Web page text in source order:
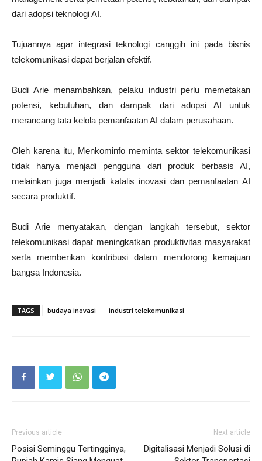
dari adopsi teknologi AI.
Tujuannya agar integrasi teknologi canggih ini pada bisnis
telekomunikasi dapat berjalan efektif.
Budi Arie menambahkan, pelaku industri perlu memetakan
potensi, kebutuhan, dan dampak dari adopsi AI untuk
merancang tata kelola pemanfaatan AI dalam perusahaan.
Oleh karena itu, Menkominfo meminta sektor telekomunikasi
tidak hanya menjadi pengguna dari produk berbasis AI,
melainkan juga menjadi katalis inovasi dan pemanfaatan AI
secara produktif.
Budi Arie menyatakan, dengan langkah tersebut, sektor
telekomunikasi dapat meningkatkan produktivitas masyarakat
serta memberikan kontribusi dalam mendorong kemajuan
bangsa Indonesia.
TAGS budaya inovasi industri telekomunikasi
Previous article
Posisi Seminggu Tertingginya,
Next article
Digitalisasi Menjadi Solusi di